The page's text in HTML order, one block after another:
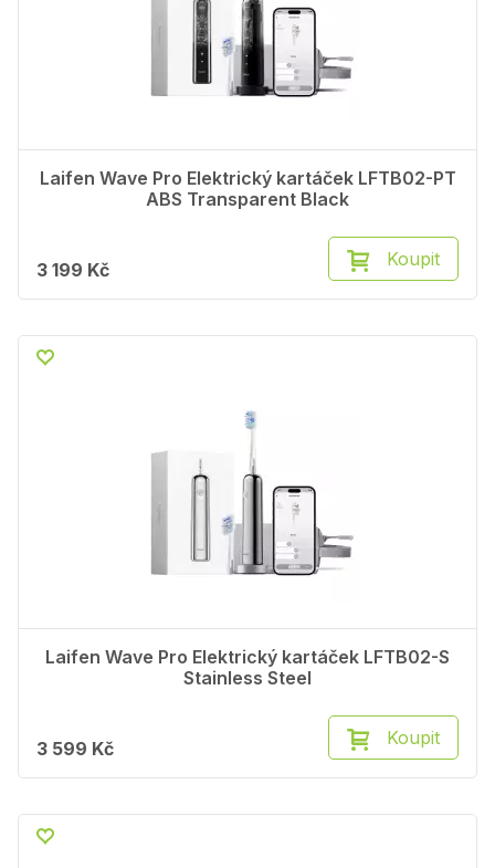
Laifen Wave Pro Elektrický kartáček LFTB02-PT
ABS Transparent Black
3 199 Kč Koupit
Laifen Wave Pro Elektrický kartáček LFTB02-S
Stainless Steel
3 599 Kč Koupit